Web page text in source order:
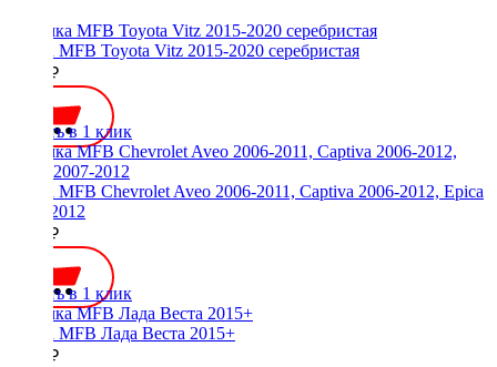
Рамка MFB Toyota Vitz 2015-2020 серебристая
2000 ₽
Купить в 1 клик
Рамка MFB Chevrolet Aveo 2006-2011, Captiva 2006-2012, Epica
2007-2012
2100 ₽
Купить в 1 клик
Рамка MFB Лада Веста 2015+
2200 ₽